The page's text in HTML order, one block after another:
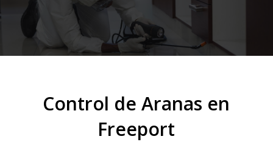
Control de Aranas en
Freeport